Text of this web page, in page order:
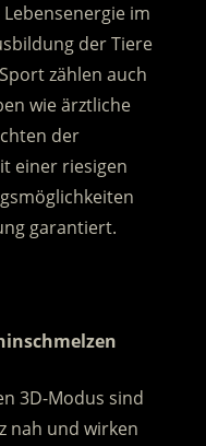
im
der Tiere
zählen auch
wie ärztliche
der
einer riesigen
garantiert.
3D-Modus sind
nah und wirken